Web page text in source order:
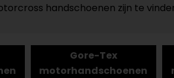
handschoenen zijn te
Gore-Tex
motorhandschoenen